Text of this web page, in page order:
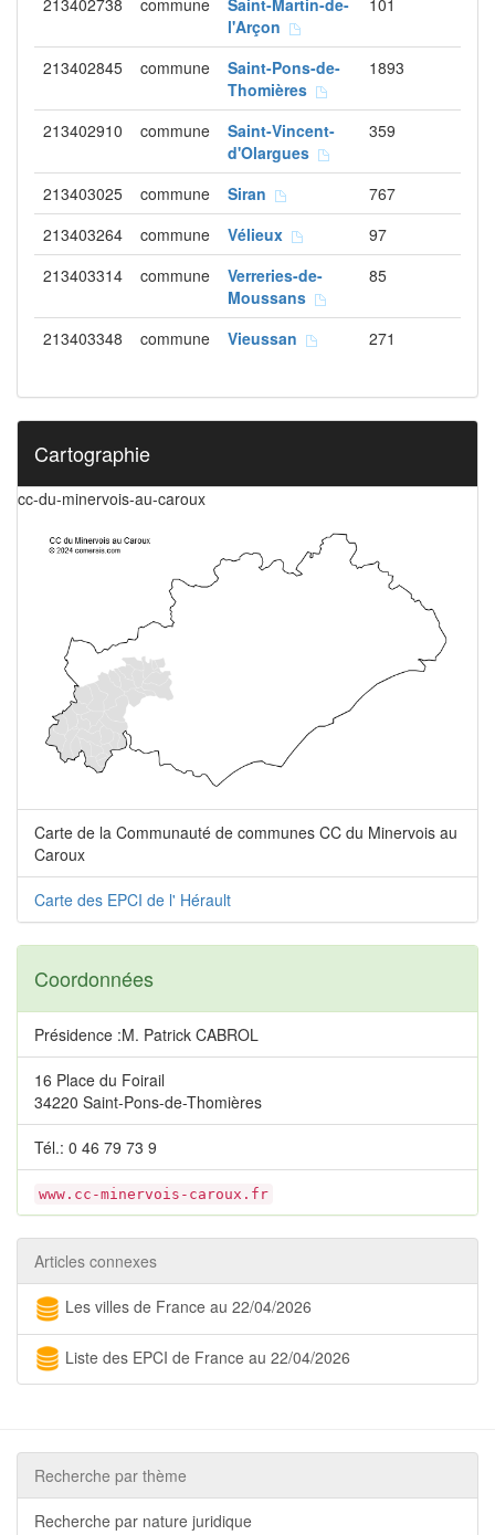
213402738 commune
Saint-Martin-de-
l'Arçon
101
213402845 commune
Saint-Pons-de-
Thomières
1893
213402910 commune
Saint-Vincent-
d'Olargues
359
213403025 commune Siran
767
213403264
commune Vélieux
97
213403314
commune
Verreries-de-
Moussans
85
213403348 commune Vieussan 271
Cartographie
cc-du-minervois-au-caroux
Carte de la Communauté de communes CC du Minervois au
Caroux
Carte des EPCI de l' Hérault
Coordonnées
Présidence :M. Patrick CABROL
16 Place du Foirail
34220 Saint-Pons-de-Thomières
Tél.: 0 46 79 73 9
www.cc-minervois-caroux.fr
Articles connexes
Les villes de France au 22/04/2026
Liste des EPCI de France au 22/04/2026
Recherche par thème
Recherche par nature juridique